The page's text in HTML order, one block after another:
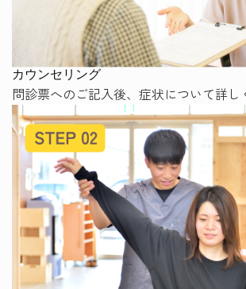
カウンセリング
問診票へのご記入後、症状について詳し